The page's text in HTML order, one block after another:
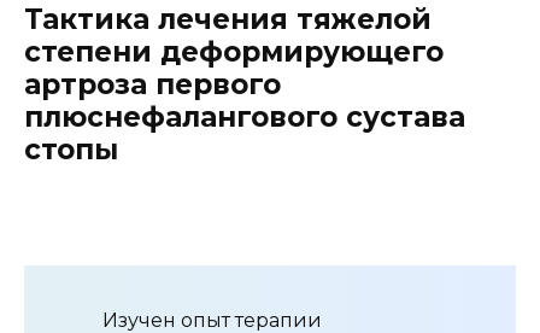
Тактика лечения тяжелой
степени деформирующего
артроза первого
плюснефалангового сустава
стопы
Изучен опыт терапии